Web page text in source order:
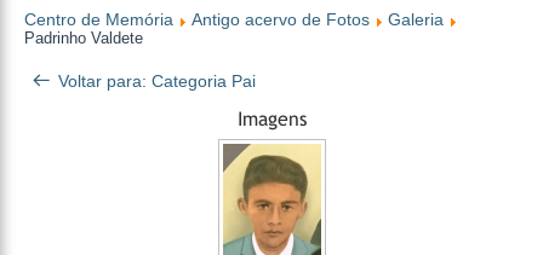
Centro de Memória Antigo acervo de Fotos Galeria
Padrinho Valdete
Voltar para: Categoria Pai
Imagens